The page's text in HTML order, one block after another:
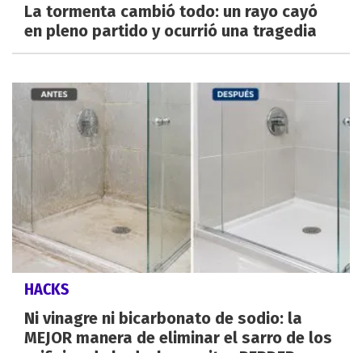
La tormenta cambió todo: un rayo cayó
en pleno partido y ocurrió una tragedia
HACKS
Ni vinagre ni bicarbonato de sodio: la
MEJOR manera de eliminar el sarro de los